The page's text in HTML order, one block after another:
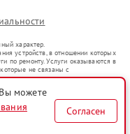
характер.
устройств, в отношении которых
по ремонту. Услуги оказываются в
не связаны с
представителями.
оборот в соответствии
услуг или введения
о предоставляемых услугах по
офертой, определяемой
можете
Согласен